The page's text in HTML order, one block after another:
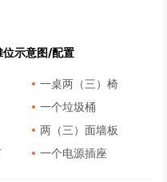
示意图/配置
一桌两（三）椅
一个垃圾桶
两（三）面墙板
一个电源插座